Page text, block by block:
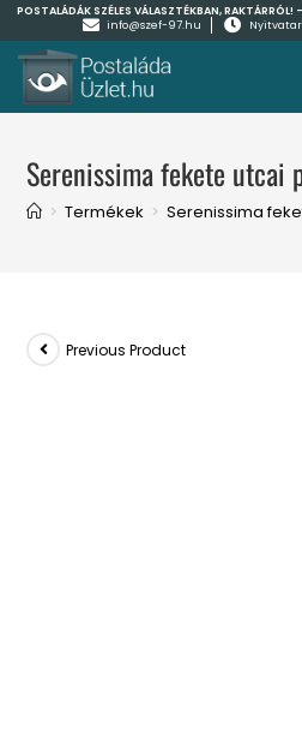
POSTALÁDÁK SZÉLES VÁLASZTÉKBAN,
info@szef-97.hu
Serenissima fekete utcai
> Termékek > Serenissima
Previous Product